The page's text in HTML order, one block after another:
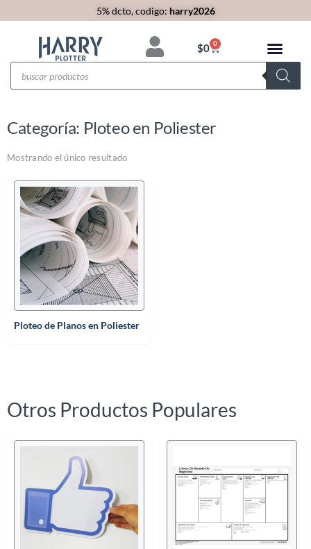
5% dcto, codigo: harry2026
$0 0
Categoría: Ploteo en Poliester
Mostrando el único resultado
Ploteo de Planos en Poliester
Otros Productos Populares